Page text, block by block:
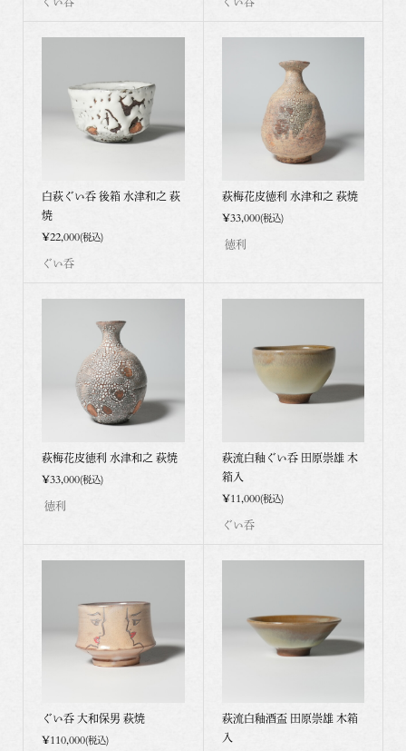
白萩ぐい呑 後箱 水津和之 萩
焼
¥22,000(税込)
ぐい呑
萩梅花皮徳利 水津和之 萩焼
¥33,000(税込)
徳利
萩梅花皮徳利 水津和之 萩焼
¥33,000(税込)
徳利
萩流白釉ぐい呑 田原崇雄 木
箱入
¥11,000(税込)
ぐい呑
ぐい呑 大和保男 萩焼
¥110,000(税込)
萩流白釉酒盃 田原崇雄 木箱
入